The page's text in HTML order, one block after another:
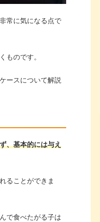
常に気になる点で
ものです。
ースについて解説
、基本的には与え
ることができま
で食べたがる子は